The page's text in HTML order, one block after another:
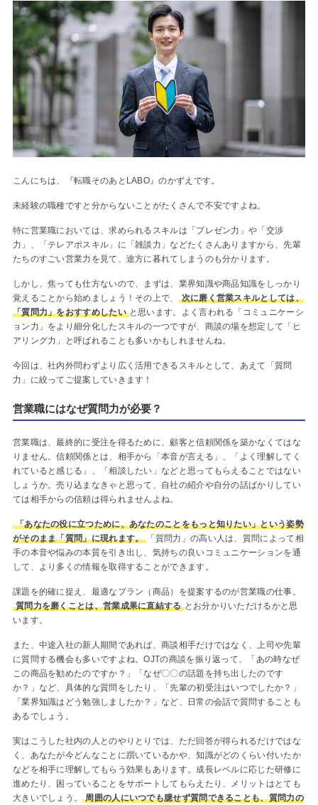
こんにちは、『転職そのあとLABO』のかずえです。
未経験の職種ですと分からないことがたくさんで不安ですよね。
特に営業職においては、求められるスキルは「プレゼン力」や「交渉
力」、「テレアポスキル」に「雑談力」などたくさんありますから、先輩
たちのすごい営業力を見て、途方に暮れてしまうのも分かります。
しかし、焦っても仕方ないので、まずは、業界知識や商品知識をしっかり
覚えることから始めましょう！その上で、
次に磨く営業スキルとしては、
「質問力」をおすすめしたい と思います。よく言われる「コミュニケーシ
ョン力」をより細分化したスキルの一つですが、商談の場を想定して「ヒ
アリング力」と呼ばれることも多いかもしれませんね。
今回は、社内外問わずより広く活用できるスキルとして、あえて「質問
力」に絞ってご提案していきます！
営業職にはなぜ質問力が必要？
営業職は、最終的に受注を得るために、顧客と信頼関係を築かなくてはな
りません。信頼関係とは、相手から「本音が言える」、「よく理解してく
れていると感じる」、「相談したい」などと思ってもらえることではない
しょうか。売り込まなきゃと思って、自社の紹介や自分の話ばかりしてい
ては相手からの信頼は得られませんよね。
「あなたの役に立つために、あなたのことをもっと知りたい」という姿勢
がそのまま「質問」に現れます。
「質問力」の高い人は、質問によって相
手の本音や悩みの本質を引き出し、気持ちの良いコミュニケーションを通
して、より多くの情報を取得することができます。
課題を的確に捉え、最適なプラン（商品）を提案するのが営業職の仕事。
質問力を磨くことは、営業成果に直結する とお分かりいただけるかと思
います。
また、中途入社の新人期間であれば、商談相手だけではなく、上司や先輩
に質問する機会も多いですよね。OJTの商談を振り返って、「あの時なぜ
この商品を勧めたのですか？」「なぜ〇〇の話題を持ち出したのです
か？」など、具体的な質問をしたり、「先輩の初受注はいつでしたか？」
「業界知識はどう勉強しましたか？」など、日常の会話で質問することも
あるでしょう。
実はこうした社内の人とのやりとりでは、ただ回答が得られるだけではな
く、あなたが今どんなことに躓いているかや、知識がどのくらい付いたか
などを相手に理解してもらう効果もあります。成長レベルに応じた研修に
進めたり、困っていることをサポートしてもらえたり、メリットはとても
大きいでしょう。 周囲の人にいつでも臆せず質問できることも、質問力の